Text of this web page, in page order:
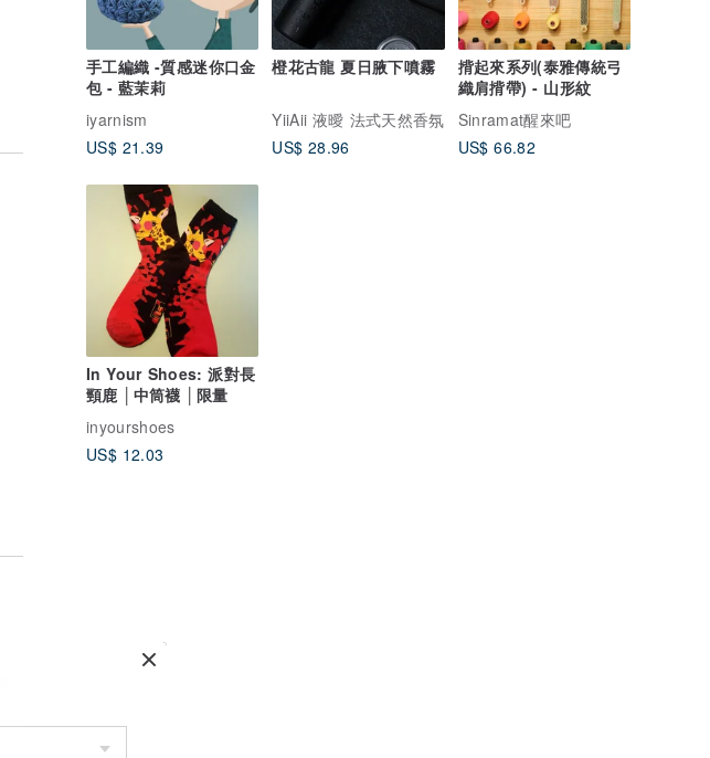
手工編織 -質感迷你口金
包 - 藍茉莉
iyarnism
US$ 21.39
橙花古龍 夏日腋下噴霧
YiiAii 液曖 法式天然香氛
US$ 28.96
揹起來系列(泰雅傳統弓
織肩揹帶) - 山形紋
Sinramat醒來吧
US$ 66.82
In Your Shoes: 派對長
頸鹿 │中筒襪 │限量
inyourshoes
US$ 12.03